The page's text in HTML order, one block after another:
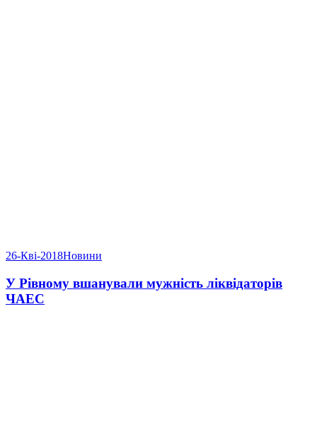
26-Кві-2018Новини
У Рівному вшанували мужність ліквідаторів
ЧАЕС